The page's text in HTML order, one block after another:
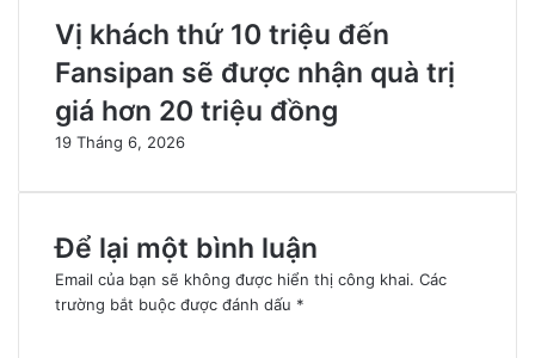
Vị khách thứ 10 triệu đến
Fansipan sẽ được nhận quà trị
giá hơn 20 triệu đồng
19 Tháng 6, 2026
Để lại một bình luận
Email của bạn sẽ không được hiển thị công khai. Các
trường bắt buộc được đánh dấu *